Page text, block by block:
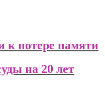
к потере памяти
на 20 лет